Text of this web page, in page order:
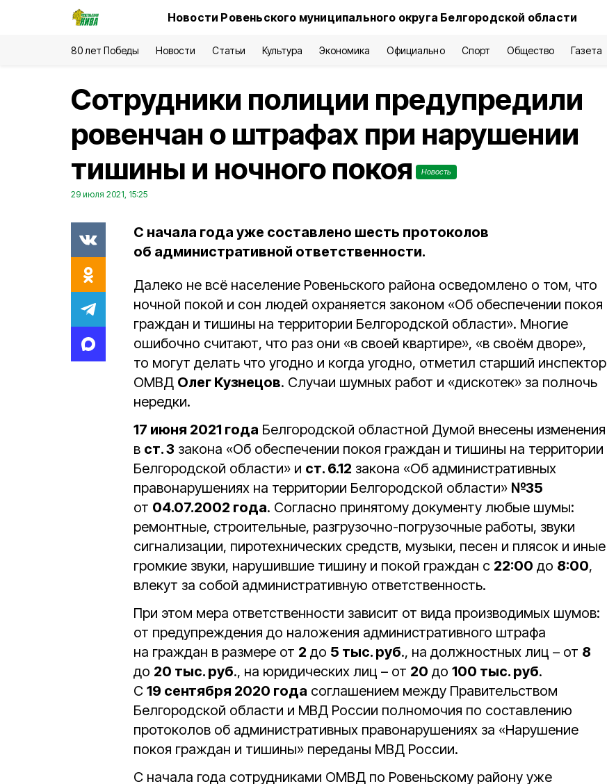
Новости Ровеньского муниципального округа Белгородской области
80 лет Победы Новости Статьи Культура Экономика Официально Спорт Общество Газета
Сотрудники полиции предупредили
ровенчан о штрафах при нарушении
тишины и ночного покоя
Новость
29 июля 2021, 15:25
С начала года уже составлено шесть протоколов
об административной ответственности.
Далеко не всё население Ровеньского района осведомлено о том, что
ночной покой и сон людей охраняется законом «Об обеспечении покоя
граждан и тишины на территории Белгородской области». Многие
ошибочно считают, что раз они «в своей квартире», «в своём дворе»,
то могут делать что угодно и когда угодно, отметил старший инспектор
ОМВД Олег Кузнецов. Случаи шумных работ и «дискотек» за полночь
нередки.
17 июня 2021 года Белгородской областной Думой внесены изменения
в ст. 3 закона «Об обеспечении покоя граждан и тишины на территории
Белгородской области» и ст. 6.12 закона «Об административных
правонарушениях на территории Белгородской области» №35
от 04.07.2002 года. Согласно принятому документу любые шумы:
ремонтные, строительные, разгрузочно-погрузочные работы, звуки
сигнализации, пиротехнических средств, музыки, песен и плясок и иные
громкие звуки, нарушившие тишину и покой граждан с 22:00 до 8:00,
влекут за собой административную ответственность.
При этом мера ответственности зависит от вида производимых шумов:
от предупреждения до наложения административного штрафа
на граждан в размере от 2 до 5 тыс. руб., на должностных лиц – от 8
до 20 тыс. руб., на юридических лиц – от 20 до 100 тыс. руб.
С 19 сентября 2020 года соглашением между Правительством
Белгородской области и МВД России полномочия по составлению
протоколов об административных правонарушениях за «Нарушение
покоя граждан и тишины» переданы МВД России.
С начала года сотрудниками ОМВД по Ровеньскому району уже